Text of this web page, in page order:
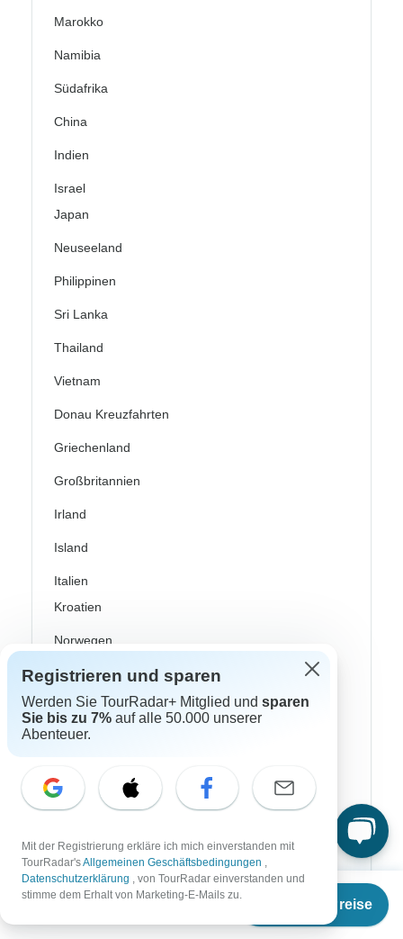
Termine & Preise
Marokko
Namibia
Südafrika
China
Indien
Israel
Japan
Neuseeland
Philippinen
Sri Lanka
Thailand
Vietnam
Donau Kreuzfahrten
Griechenland
Großbritannien
Irland
Island
Italien
Kroatien
Norwegen
Osteuropa
Portugal
Schottland
Skandinavien
Spanien
Türkei
Registrieren und sparen
Werden Sie TourRadar+ Mitglied und sparen
Sie bis zu 7% auf alle 50.000 unserer
Abenteuer.
Mit der Registrierung erkläre ich mich einverstanden mit
TourRadar'sAllgemeinen Geschäftsbedingungen ,
Datenschutzerklärung , von TourRadar einverstanden und
stimme dem Erhalt von Marketing-E-Mails zu.